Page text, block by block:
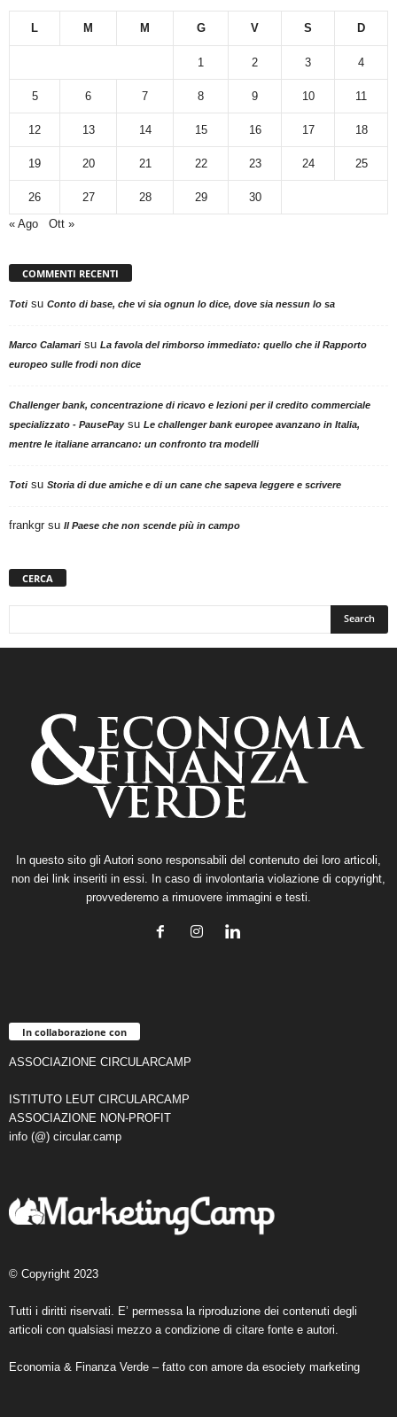
L M M G V S D
1 2 3 4
5 6 7 8 9 10 11
12 13 14 15 16 17 18
19 20 21 22 23 24 25
26 27 28 29
30
« Ago
Ott »
COMMENTI RECENTI
Totisu Conto di base, che vi sia ognun lo dice, dove sia nessun lo sa
Marco Calamarisu La favola del rimborso immediato: quello che il Rapporto
europeo sulle frodi non dice
Challenger bank, concentrazione di ricavo e lezioni per il credito commerciale
specializzato - PausePaysu Le challenger bank europee avanzano in Italia,
mentre le italiane arrancano: un confronto tra modelli
Totisu Storia di due amiche e di un cane che sapeva leggere e scrivere
frankgr su Il Paese che non scende più in campo
CERCA
In questo sito gli Autori sono responsabili del contenuto dei loro articoli,
non dei link inseriti in essi. In caso di involontaria violazione di copyright,
provvederemo a rimuovere immagini e testi.
In collaborazione con
ASSOCIAZIONE CIRCULARCAMP
ISTITUTO LEUT CIRCULARCAMP
ASSOCIAZIONE NON-PROFIT
info (@) circular.camp
© Copyright 2023
Tutti i diritti riservati. E’ permessa la riproduzione dei contenuti degli
articoli con qualsiasi mezzo a condizione di citare fonte e autori.
Economia & Finanza Verde – fatto con amore da esociety marketing